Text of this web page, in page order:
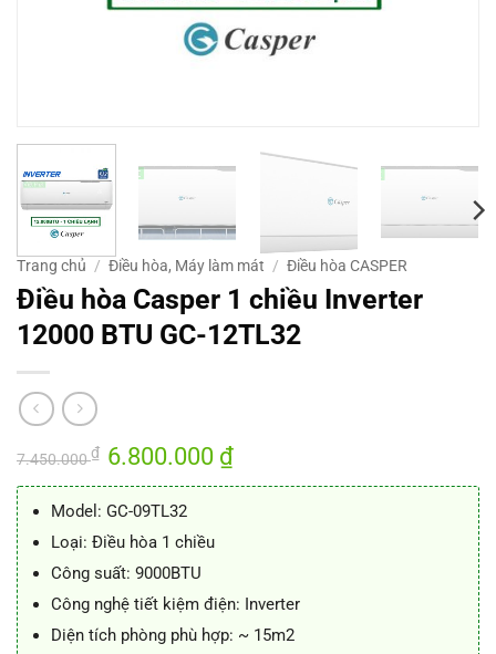
Trang chủ / Điều hòa, Máy làm mát / Điều hòa CASPER
Điều hòa Casper 1 chiều Inverter
12000 BTU GC-12TL32
7.450.000₫ Giá
gốc
là:
6.800.000 ₫Giá
tại
Model: GC-09TL32
Loại: Điều hòa 1 chiều
Công suất: 9000BTU
Công nghệ tiết kiệm điện: Inverter
Diện tích phòng phù hợp: ~ 15m2